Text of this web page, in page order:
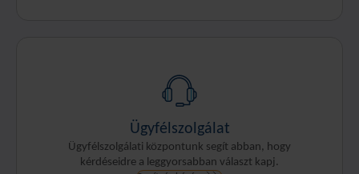
Ügyfélszolgálat
Ügyfélszolgálati központunk segít abban, hogy
kérdéseidre a leggyorsabban választ kapj.